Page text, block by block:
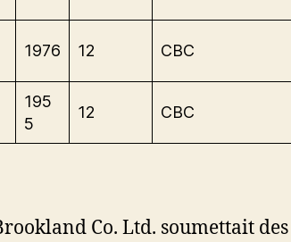
1976 12 CBC
195
5
12 CBC
Co. Ltd. soumettait